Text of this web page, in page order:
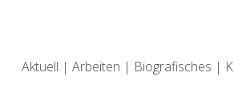
Aktuell | Arbeiten | Biografisches |